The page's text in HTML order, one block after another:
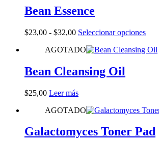
Bean Essence
$23,00 - $32,00Rango
precios:
$23,00
hasta
Seleccionar opcionesEste
tiene
la
AGOTADO
Bean Cleansing Oil
$25,00 Leer más
AGOTADO
Galactomyces Toner Pad